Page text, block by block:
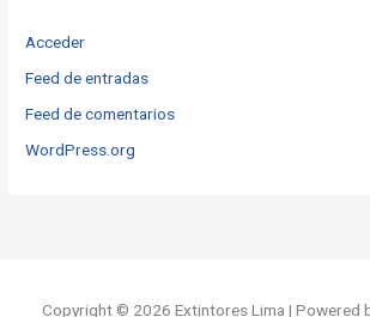
Acceder
Feed de entradas
Feed de comentarios
WordPress.org
Copyright © 2026 Extintores Lima | Powered